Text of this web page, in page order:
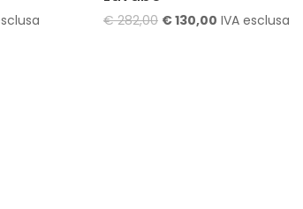
€282,00 Il€130,00IlIVA esclusa